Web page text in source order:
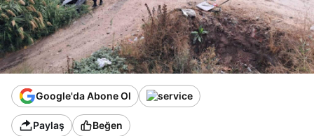
Google'da Abone Ol
Paylaş Beğen